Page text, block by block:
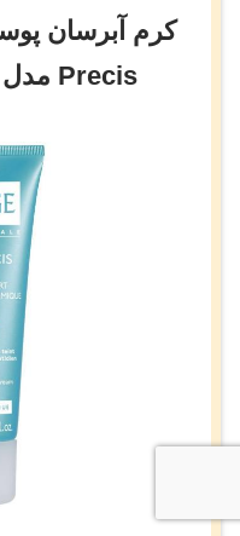
Precis مدل Comfort Creme